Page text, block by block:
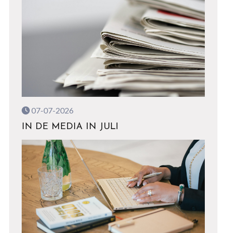
07-07-2026
IN DE MEDIA IN JULI